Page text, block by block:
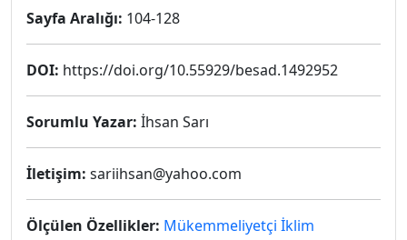
Sayfa Aralığı: 104-128
DOI: https://doi.org/10.55929/besad.1492952
Sorumlu Yazar: İhsan Sarı
İletişim: sariihsan@yahoo.com
Ölçülen Özellikler: Mükemmeliyetçi İklim